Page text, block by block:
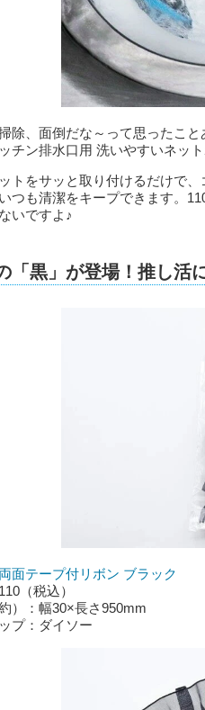
除、面倒だな～って思ったこ
チン排水口用 洗いやすいネット
トをサッと取り付けるだけで
つも清潔をキープできます。
いですよ♪
「黒」が登場！推し活
両面テープ付リボン ブラック
（税込）
）：幅30×長さ950mm
プ：ダイソー